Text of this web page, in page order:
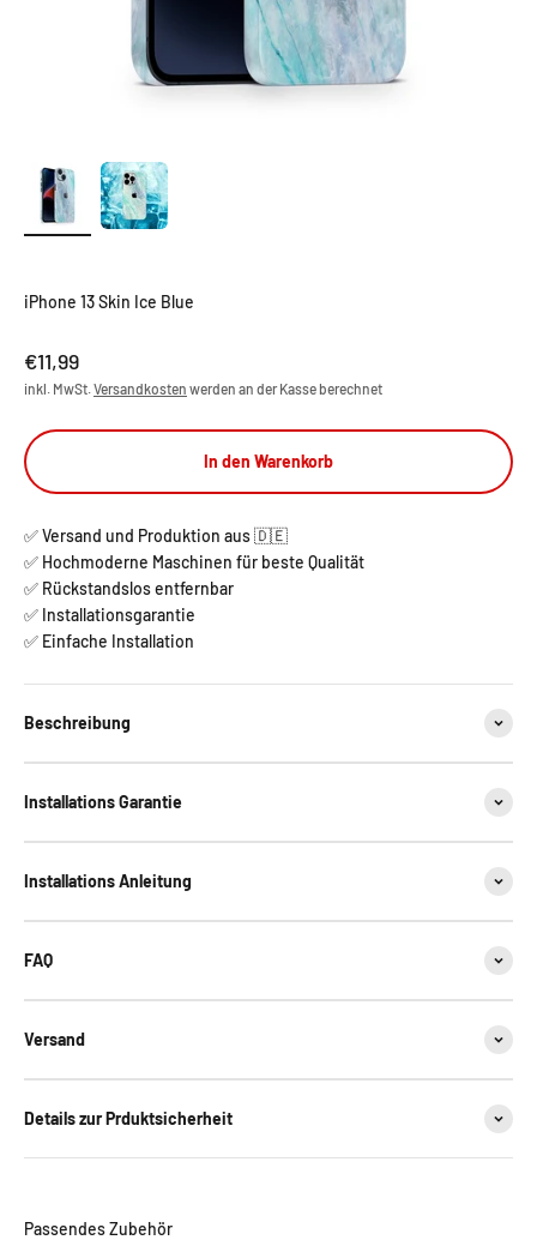
iPhone 13 Skin Ice Blue
Angebot
€11,99
inkl. MwSt.Versandkosten werden an der Kasse berechnet
In den Warenkorb
✅ Versand und Produktion aus 🇩🇪
✅ Hochmoderne Maschinen für beste Qualität
✅ Rückstandslos entfernbar
✅ Installationsgarantie
✅ Einfache Installation
Beschreibung
Installations Garantie
Installations Anleitung
FAQ
Versand
Details zur Prduktsicherheit
Passendes Zubehör